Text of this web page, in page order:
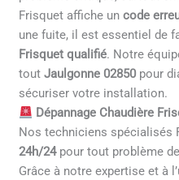
Frisquet affiche uncode
une fuite, il est essentiel de
Frisquet qualifié. Notre
toutJaulgonne 02850 pour
sécuriser votre installation.
Dépannage Chaudière
Nos techniciens spécialisés
24h/24pour tout problème
Grâce à notre expertise et à